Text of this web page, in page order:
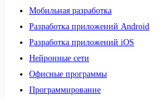
Мобильная разработка
Разработка приложений Android
Разработка приложений iOS
Нейронные сети
Офисные программы
Программирование